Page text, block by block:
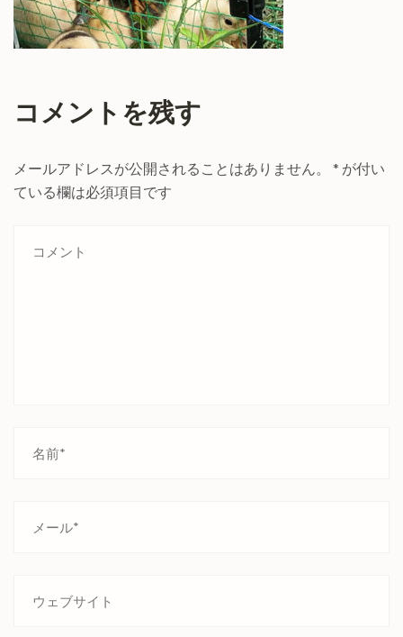
コメントを残す
メールアドレスが公開されることはありません。 * が付い
ている欄は必須項目です